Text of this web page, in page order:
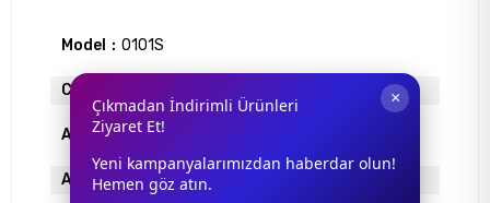
Model 0101S
Cinsiyet
Antrefle Kaplama
Ayna VAR
×
Çıkmadan İndirimli Ürünleri
Ziyaret Et!
Yeni kampanyalarımızdan haberdar olun!
Hemen göz atın.